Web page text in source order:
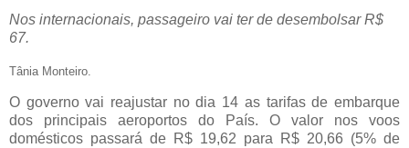
Nos internacionais, passageiro vai ter de desembolsar R$
67.
Tânia Monteiro.
O governo vai reajustar no dia 14 as tarifas de embarque
dos principais aeroportos do País. O valor nos voos
domésticos passará de R$ 19,62 para R$ 20,66 (5% de